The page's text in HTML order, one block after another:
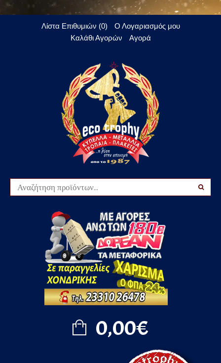
Λίστα Επιθυμιών (0)
Ο Λογαριασμός μου
Καλάθι Αγορών
Αγορά
0,00€